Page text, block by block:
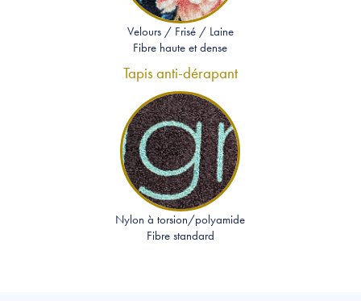
Velours / Frisé / Laine
Fibre haute et dense
Tapis anti-dérapant
Nylon à torsion/polyamide
Fibre standard